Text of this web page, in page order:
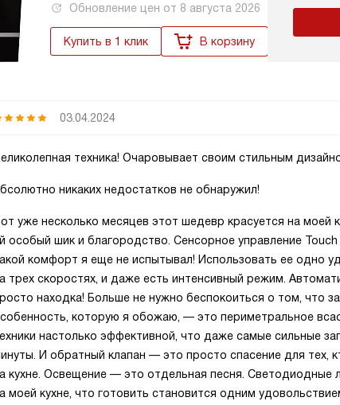
Обновление цен от 8 августа 2026
Купить в 1 клик В корзину
03.04.2024
техника! Очаровывает своим стильным
никаких недостатков не обнаружил!
уже несколько месяцев этот шедевр красуется на моей
особый шик и благородство. Сенсорное управление
комфорт я еще не испытывал! Использовать ее одно
трех скоростях, и даже есть интенсивный режим.
находка! Больше не нужно беспокоиться о том, что
которую я обожаю, — это периметральное
настолько эффективной, что даже самые сильные
И обратный клапан — это просто спасение для тех,
кухне. Освещение — это отдельная песня.
моей кухне, что готовить становится одним